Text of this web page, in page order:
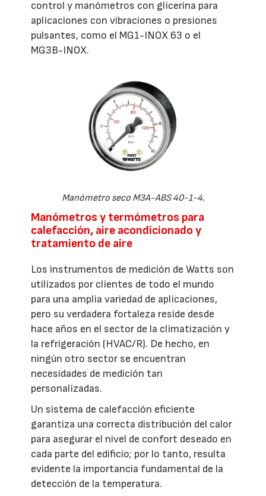
control y manómetros con glicerina para
aplicaciones con vibraciones o presiones
pulsantes, como el MG1-INOX 63 o el
MG3B-INOX.
Manómetro seco M3A-ABS 40-1-4.
Manómetros y termómetros para
calefacción, aire acondicionado y
tratamiento de aire
Los instrumentos de medición de Watts son
utilizados por clientes de todo el mundo
para una amplia variedad de aplicaciones,
pero su verdadera fortaleza reside desde
hace años en el sector de la climatización y
la refrigeración (HVAC/R). De hecho, en
ningún otro sector se encuentran
necesidades de medición tan
personalizadas.
Un sistema de calefacción eficiente
garantiza una correcta distribución del calor
para asegurar el nivel de confort deseado en
cada parte del edificio; por lo tanto, resulta
evidente la importancia fundamental de la
detección de la temperatura.